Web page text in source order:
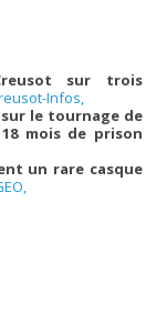
sur trois
Infos,
sur le tournage de
mois de prison
un rare casque